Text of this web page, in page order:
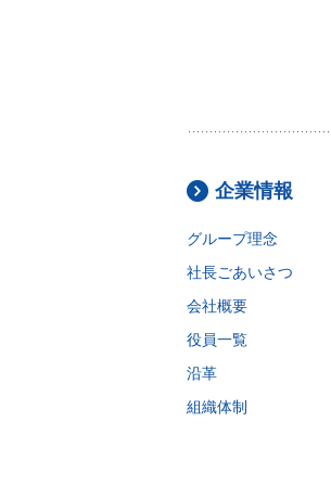
企業情報
グループ理念
社長ごあいさつ
会社概要
役員一覧
沿革
組織体制